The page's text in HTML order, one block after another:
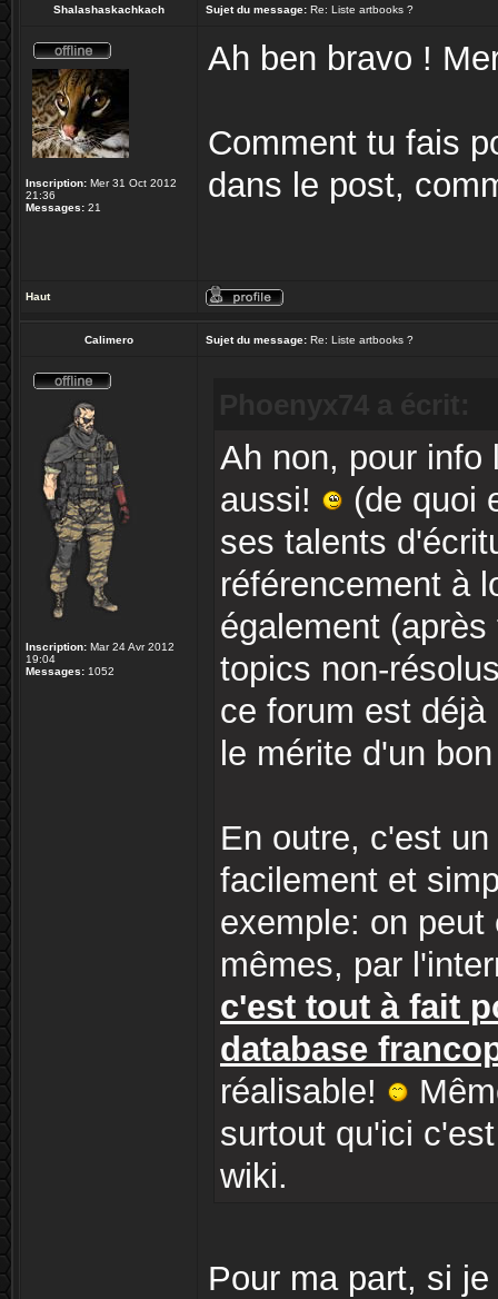
Shalashaskachkach Sujet du message: Re: Liste artbooks ?
Inscription: Mer 31 Oct 2012
21:36
Messages: 21
Ah ben bravo !
Comment tu fais
dans le post,
Haut
Calimero Sujet du message: Re: Liste artbooks ?
Inscription: Mar 24 Avr 2012
19:04
Messages: 1052
Ah non, pour info
aussi!
(de quoi
ses talents
référencement à
également
topics non-
ce forum est
le mérite d'un
En outre, c'est
facilement et
exemple: on peut
mêmes, par
c'est tout à fait
database
réalisable!
surtout qu'ici
wiki.
Pour ma part, si